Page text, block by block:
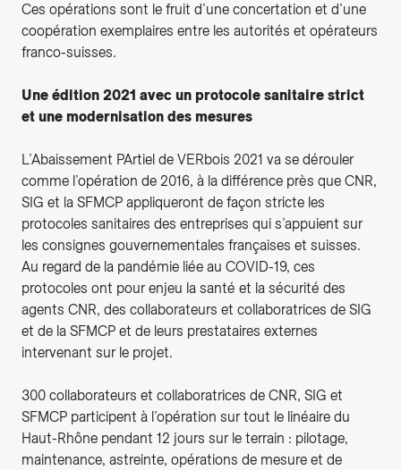
Ces opérations sont le fruit d’une concertation et d’une
coopération exemplaires entre les autorités et opérateurs
franco-suisses.
Une édition 2021 avec un protocole sanitaire strict
et une modernisation des mesures
L’Abaissement PArtiel de VERbois 2021 va se dérouler
comme l’opération de 2016, à la différence près que CNR,
SIG et la SFMCP appliqueront de façon stricte les
protocoles sanitaires des entreprises qui s’appuient sur
les consignes gouvernementales françaises et suisses.
Au regard de la pandémie liée au COVID-19, ces
protocoles ont pour enjeu la santé et la sécurité des
agents CNR, des collaborateurs et collaboratrices de SIG
et de la SFMCP et de leurs prestataires externes
intervenant sur le projet.
300 collaborateurs et collaboratrices de CNR, SIG et
SFMCP participent à l’opération sur tout le linéaire du
Haut-Rhône pendant 12 jours sur le terrain : pilotage,
maintenance, astreinte, opérations de mesure et de